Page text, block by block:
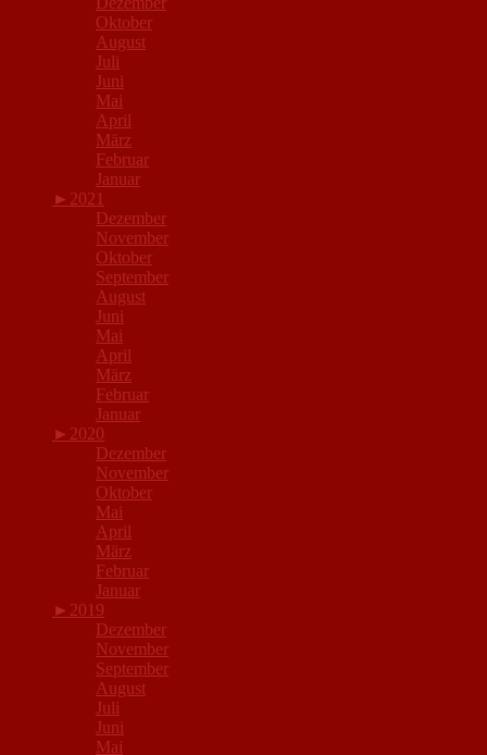
Oktober
August
Juli
Juni
Mai
April
März
Februar
Januar
► 2021
Dezember
November
Oktober
September
August
Juni
Mai
April
März
Februar
Januar
► 2020
Dezember
November
Oktober
Mai
April
März
Februar
Januar
► 2019
Dezember
November
September
August
Juli
Juni
Mai